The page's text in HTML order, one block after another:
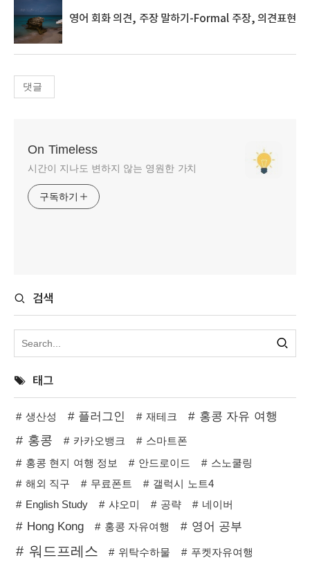
영어 회화 의견, 주장 말하기-Formal 주장, 의견표현
댓글
On Timeless
시간이 지나도 변하지 않는 영원한 가치
구독하기
검색
태그
생산성 플러그인 재테크 홍콩 자유 여행
홍콩 카카오뱅크
스마트폰
홍콩 현지 여행 정보
안드로이드
스노쿨링
해외 직구
무료폰트
갤럭시 노트4
English Study
샤오미 공략 네이버
Hong Kong 홍콩 자유여행 영어 공부
워드프레스 위탁수하물 푸켓자유여행